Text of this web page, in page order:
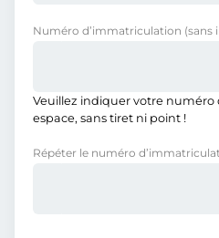
Numéro d’immatriculation (sans
Veuillez indiquer votre numéro
espace, sans tiret ni point !
Répéter le numéro